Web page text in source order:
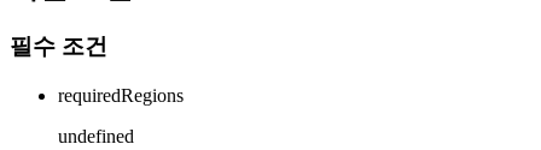
필수 조건
requiredRegions
undefined